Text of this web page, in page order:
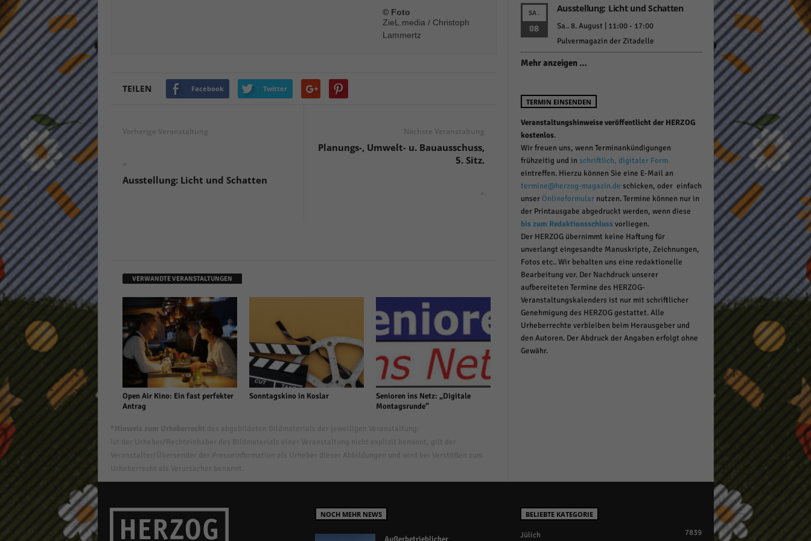
© Foto
ZieL.media / Christoph
Lammertz
TEILEN Facebook Twitter
Vorherige Veranstaltung
«
Ausstellung: Licht und Schatten
Nächste Veranstaltung
Planungs-, Umwelt- u. Bauausschuss,
5. Sitz.
»
VERWANDTE VERANSTALTUNGEN
Open Air Kino: Ein fast perfekter
Antrag
Sonntagskino in Koslar
Senioren ins Netz: „Digitale
Montagsrunde“
SA.
08
Ausstellung: Licht und Schatten
Sa.. 8. August | 11:00- 17:00
Pulvermagazin der Zitadelle
Mehr anzeigen …
TERMIN EINSENDEN
Veranstaltungshinweise veröffentlicht der HERZOG
kostenlos.
Wir freuen uns, wenn Terminankündigungen
frühzeitig und in schriftlich, digitaler Form
eintreffen. Hierzu können Sie eine E-Mail an
termine@herzog-magazin.de schicken, oder einfach
unserOnlineformularnutzen. Termine können nur in
der Printausgabe abgedruckt werden, wenn diese
bis zum Redaktionsschlussvorliegen.
Der HERZOG übernimmt keine Haftung für
unverlangt eingesandte Manuskripte, Zeichnungen,
Fotos etc.. Wir behalten uns eine redaktionelle
Bearbeitung vor. Der Nachdruck unserer
aufbereiteten Termine des HERZOG-
Veranstaltungskalenders ist nur mit schriftlicher
Genehmigung des HERZOG gestattet. Alle
Urheberrechte verbleiben beim Herausgeber und
den Autoren. Der Abdruck der Angaben erfolgt ohne
Gewähr.
NOCH MEHR NEWS
Außerbetrieblicher
BELIEBTE KATEGORIE
Jülich 7839
Cookie-Informationen anzeigen
Impressum